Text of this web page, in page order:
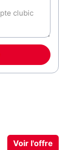
Voir l'offre